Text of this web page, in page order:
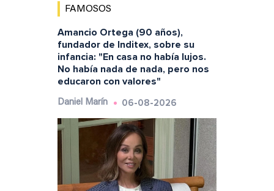
FAMOSOS
Amancio Ortega (90 años),
fundador de Inditex, sobre su
infancia: "En casa no había lujos.
No había nada de nada, pero nos
educaron con valores"
Daniel Marín 06-08-2026